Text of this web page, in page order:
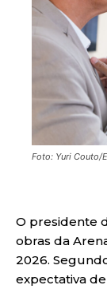
Foto: Yuri Couto/
O presidente
obras da
2026.
expectativa